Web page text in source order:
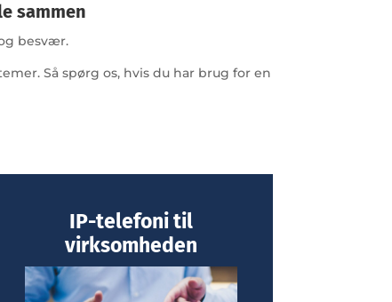
sammen
besvær.
Så spørg os, hvis du har brug for en
IP-telefoni til
virksomheden